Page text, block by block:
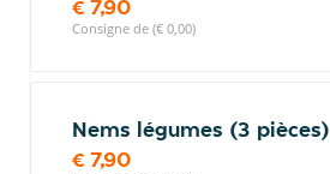
€ 7,90
Consigne de (€ 0,00)
Nems légumes (3 pièces)
€ 7,90